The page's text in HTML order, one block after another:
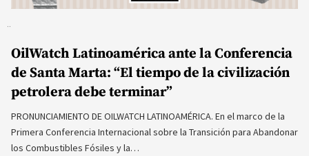
OilWatch Latinoamérica ante la Conferencia
de Santa Marta: “El tiempo de la civilización
petrolera debe terminar”
PRONUNCIAMIENTO DE OILWATCH LATINOAMÉRICA. En el marco de la
Primera Conferencia Internacional sobre la Transición para Abandonar
los Combustibles Fósiles y la…